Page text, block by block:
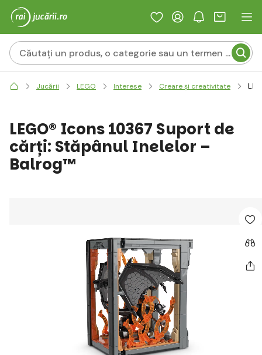
Jucării LEGO Interese Creare și creativitate
LEGO® Icons 10367 Suport de
cărți: Stăpânul Inelelor –
Balrog™